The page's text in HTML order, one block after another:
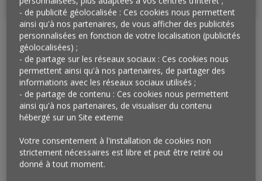
Ce troisième et dernier volet d’enquête des zOOms
de l’Observatoire Cetelem dessinent les vacances
estivales des Français. Après avoir vécu un premier
été « post-covid » en 2020, synonyme d’accalmie –
et même envisagé à l’époque comme la fin de la
crise –, comment se projettent-ils et qu’ont-ils
prévu cette année ?
Les principaux enseignements à
- de publicité géolocalisée : Ces cookies nous permettent
ainsi qu'à nos partenaires, de vous afficher des publicités
personnalisées en fonction de votre localisation (publicités
géolocalisées) ;
- de partage sur les réseaux sociaux : Ces cookies nous
permettent ainsi qu'à nos partenaires, de partager des
informations avec les réseaux sociaux utilisés ;
- de partage de contenu : Ces cookies nous permettent
ainsi qu'à nos partenaires, de visualiser du contenu
hébergé sur un Site externe
Votre consentement à l'installation de cookies non
strictement nécessaires est libre et peut être retiré ou
donné à tout moment.